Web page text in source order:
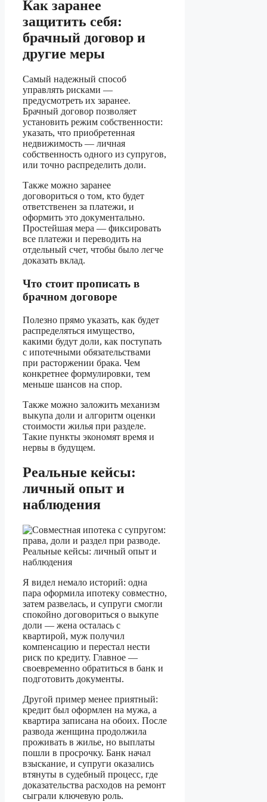
Как заранее
защитить себя:
брачный договор и
другие меры
Самый надежный способ
управлять рисками —
предусмотреть их заранее.
Брачный договор позволяет
установить режим собственности:
указать, что приобретенная
недвижимость — личная
собственность одного из супругов,
или точно распределить доли.
Также можно заранее
договориться о том, кто будет
ответственен за платежи, и
оформить это документально.
Простейшая мера — фиксировать
все платежи и переводить на
отдельный счет, чтобы было легче
доказать вклад.
Что стоит прописать в
брачном договоре
Полезно прямо указать, как будет
распределяться имущество,
какими будут доли, как поступать
с ипотечными обязательствами
при расторжении брака. Чем
конкретнее формулировки, тем
меньше шансов на спор.
Также можно заложить механизм
выкупа доли и алгоритм оценки
стоимости жилья при разделе.
Такие пункты экономят время и
нервы в будущем.
Реальные кейсы:
личный опыт и
наблюдения
Я видел немало историй: одна
пара оформила ипотеку совместно,
затем развелась, и супруги смогли
спокойно договориться о выкупе
доли — жена осталась с
квартирой, муж получил
компенсацию и перестал нести
риск по кредиту. Главное —
своевременно обратиться в банк и
подготовить документы.
Другой пример менее приятный:
кредит был оформлен на мужа, а
квартира записана на обоих. После
развода женщина продолжила
проживать в жилье, но выплаты
пошли в просрочку. Банк начал
взыскание, и супруги оказались
втянуты в судебный процесс, где
доказательства расходов на ремонт
сыграли ключевую роль.